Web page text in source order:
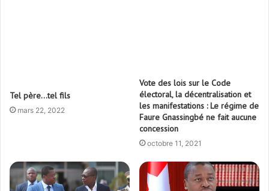
Tel père…tel fils
mars 22, 2022
Vote des lois sur le Code
électoral, la décentralisation et
les manifestations : Le régime de
Faure Gnassingbé ne fait aucune
concession
octobre 11, 2021